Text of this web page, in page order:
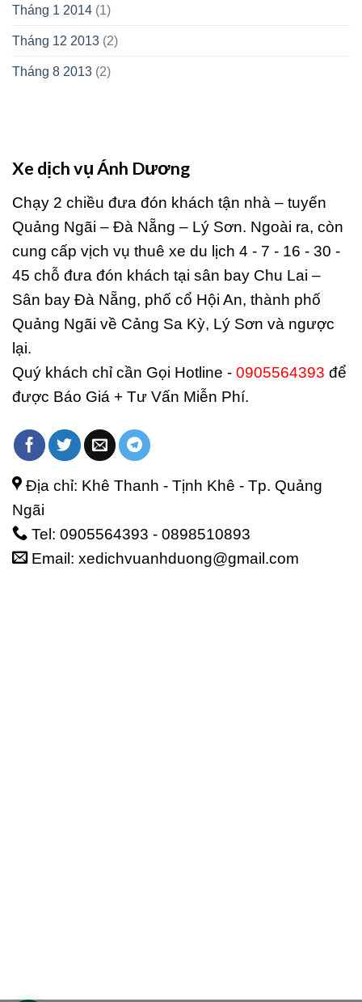
Tháng 1 2014 (1)
Tháng 12 2013 (2)
Tháng 8 2013 (2)
Xe dịch vụ Ánh Dương
Chạy 2 chiều đưa đón khách tận nhà – tuyến
Quảng Ngãi – Đà Nẵng – Lý Sơn. Ngoài ra, còn
cung cấp vịch vụ thuê xe du lịch 4 - 7 - 16 - 30 -
45 chỗ đưa đón khách tại sân bay Chu Lai –
Sân bay Đà Nẵng, phố cổ Hội An, thành phố
Quảng Ngãi về Cảng Sa Kỳ, Lý Sơn và ngược
lại.
Quý khách chỉ cần Gọi Hotline - 0905564393 để
được Báo Giá + Tư Vấn Miễn Phí.
Địa chỉ: Khê Thanh - Tịnh Khê - Tp. Quảng
Ngãi
Tel: 0905564393 - 0898510893
Email: xedichvuanhduong@gmail.com